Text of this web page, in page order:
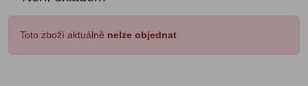
Toto zboží aktuálně nelze objednat